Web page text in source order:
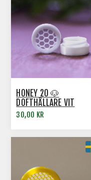
HONEY 20 🐶
DOFTHÅLLARE VIT
30,00 KR